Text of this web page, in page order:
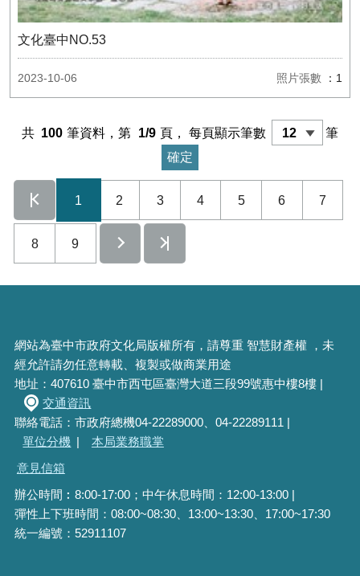
文化臺中NO.53
2023-10-06 照片張數 ：1
共 100 筆資料，第 1/9 頁， 每頁顯示筆數 筆
1 2 3 4 5 6 7
8 9
網站為臺中市政府文化局版權所有，請尊重 智慧財產權 ，未
經允許請勿任意轉載、複製或做商業用途
地址：407610 臺中市西屯區臺灣大道三段99號惠中樓8樓 |
交通資訊
聯絡電話：市政府總機04-22289000、04-22289111 |
單位分機 |
本局業務職掌
意見信箱
辦公時間︰8:00-17:00；中午休息時間：12:00-13:00 |
彈性上下班時間：08:00~08:30、13:00~13:30、17:00~17:30
統一編號：52911107